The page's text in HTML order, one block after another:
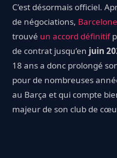
C’est désormais officiel.
de négociations, Barcelone
trouvé un accord définitif
de contrat jusqu’en juin
18 ans a donc prolongé
pour de nombreuses
au Barça et qui compte
majeur de son club de